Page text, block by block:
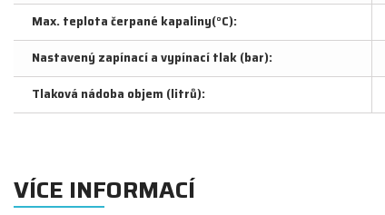
Max. teplota čerpané kapaliny(°C):
Nastavený zapínací a vypínací tlak (bar):
Tlaková nádoba objem (litrů):
VÍCE INFORMACÍ